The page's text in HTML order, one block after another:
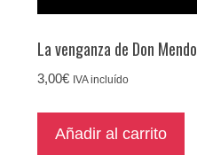
La venganza de Don Mendo
3,00€ IVA incluído
Añadir al carrito